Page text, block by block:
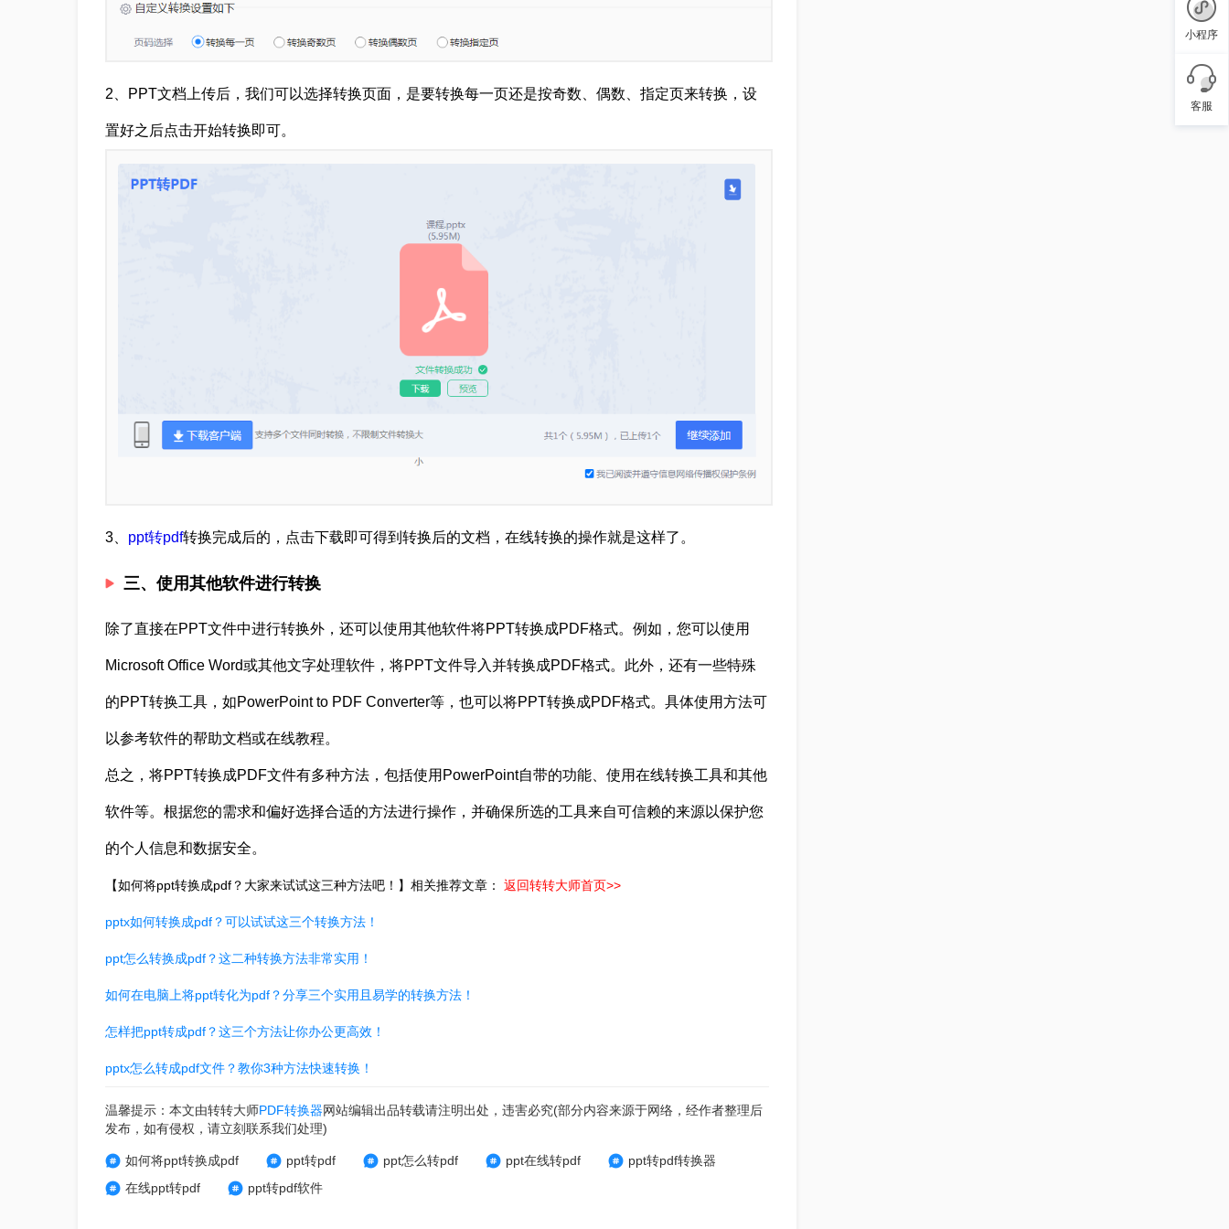
2、PPT文档上传后，我们可以选择转换页面，是要转换每一页还是按奇数、偶数、指定页来转换，设
置好之后点击开始转换即可。
3、 ppt转pdf转换完成后的，点击下载即可得到转换后的文档，在线转换的操作就是这样了。
三、使用其他软件进行转换
除了直接在PPT文件中进行转换外，还可以使用其他软件将PPT转换成PDF格式。例如，您可以使用
Microsoft Office Word或其他文字处理软件，将PPT文件导入并转换成PDF格式。此外，还有一些特殊
的PPT转换工具，如PowerPoint to PDF Converter等，也可以将PPT转换成PDF格式。具体使用方法可
以参考软件的帮助文档或在线教程。
总之，将PPT转换成PDF文件有多种方法，包括使用PowerPoint自带的功能、使用在线转换工具和其他
软件等。根据您的需求和偏好选择合适的方法进行操作，并确保所选的工具来自可信赖的来源以保护您
的个人信息和数据安全。
【如何将ppt转换成pdf？大家来试试这三种方法吧！】相关推荐文章： 返回转转大师首页>>
pptx如何转换成pdf？可以试试这三个转换方法！
ppt怎么转换成pdf？这二种转换方法非常实用！
如何在电脑上将ppt转化为pdf？分享三个实用且易学的转换方法！
怎样把ppt转成pdf？这三个方法让你办公更高效！
pptx怎么转成pdf文件？教你3种方法快速转换！
温馨提示：本文由转转大师PDF转换器网站编辑出品转载请注明出处，违害必究(部分内容来源于网络，经作者整理后
发布，如有侵权，请立刻联系我们处理)
如何将ppt转换成pdf ppt转pdf ppt怎么转pdf ppt在线转pdf
ppt转pdf转换器
在线ppt转pdf
ppt转pdf软件
小程序
客服